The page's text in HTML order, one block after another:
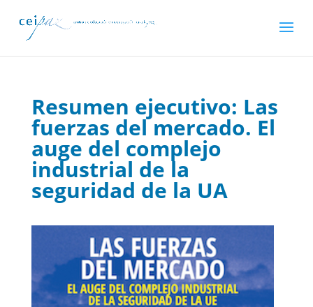
Resumen ejecutivo: Las
fuerzas del mercado. El
auge del complejo
industrial de la
seguridad de la UA